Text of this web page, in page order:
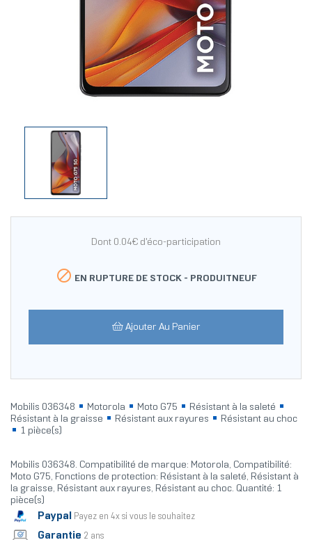
Dont 0.04€ d'éco-participation
 EN RUPTURE DE STOCK - PRODUITNEUF
Ajouter Au Panier
Mobilis 036348 Motorola Moto G75
Résistant à la saleté
Résistant à la graisse
Résistant aux rayures
Résistant au choc
1 pièce(s)
Mobilis 036348. Compatibilité de marque: Motorola, Compatibilité:
Moto G75, Fonctions de protection: Résistant à la saleté, Résistant à
la graisse, Résistant aux rayures, Résistant au choc. Quantité: 1
pièce(s)
Paypal Payez en 4x si vous le souhaitez
Garantie 2 ans